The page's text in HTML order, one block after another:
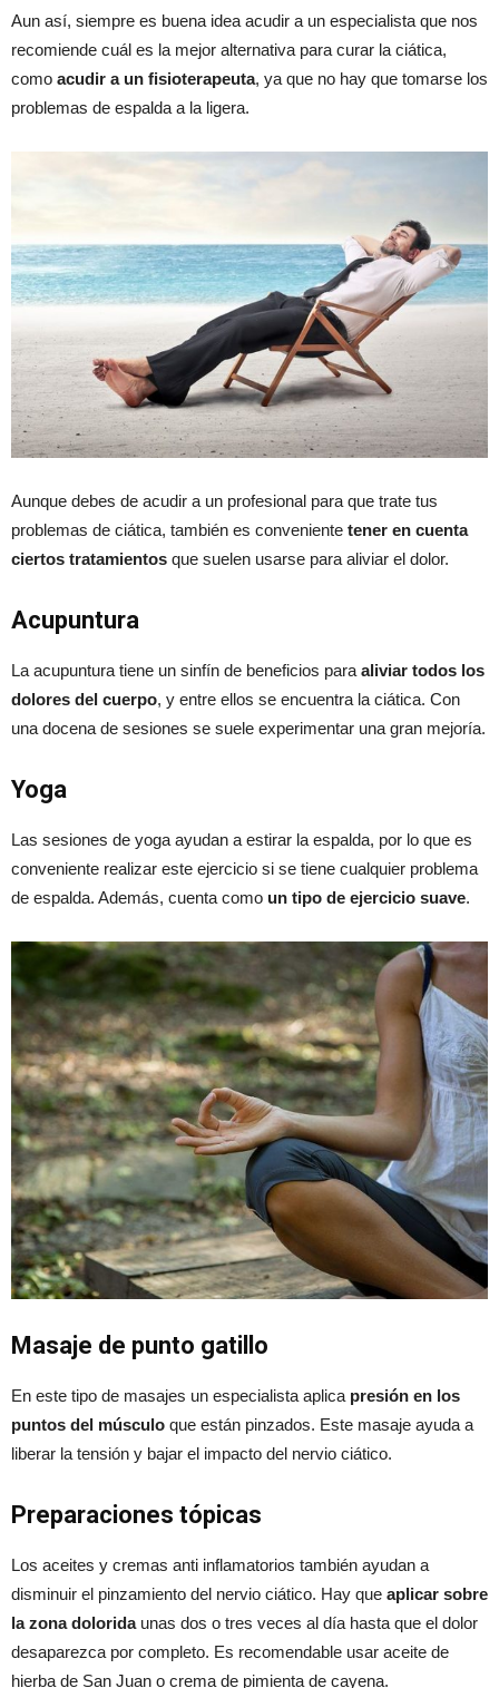
Aun así, siempre es buena idea acudir a un especialista que nos
recomiende cuál es la mejor alternativa para curar la ciática,
como acudir a un fisioterapeuta, ya que no hay que tomarse los
problemas de espalda a la ligera.
Aunque debes de acudir a un profesional para que trate tus
problemas de ciática, también es conveniente tener en cuenta
ciertos tratamientos que suelen usarse para aliviar el dolor.
Acupuntura
La acupuntura tiene un sinfín de beneficios para aliviar todos los
dolores del cuerpo, y entre ellos se encuentra la ciática. Con
una docena de sesiones se suele experimentar una gran mejoría.
Yoga
Las sesiones de yoga ayudan a estirar la espalda, por lo que es
conveniente realizar este ejercicio si se tiene cualquier problema
de espalda. Además, cuenta como un tipo de ejercicio suave.
Masaje de punto gatillo
En este tipo de masajes un especialista aplica presión en los
puntos del músculo que están pinzados. Este masaje ayuda a
liberar la tensión y bajar el impacto del nervio ciático.
Preparaciones tópicas
Los aceites y cremas anti inflamatorios también ayudan a
disminuir el pinzamiento del nervio ciático. Hay que aplicar sobre
la zona doloridaunas dos o tres veces al día hasta que el dolor
desaparezca por completo. Es recomendable usar aceite de
hierba de San Juan o crema de pimienta de cayena.